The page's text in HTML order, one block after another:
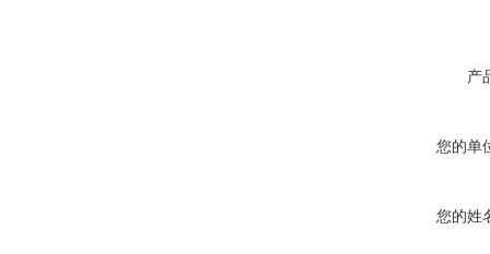
产
您的单
您的姓